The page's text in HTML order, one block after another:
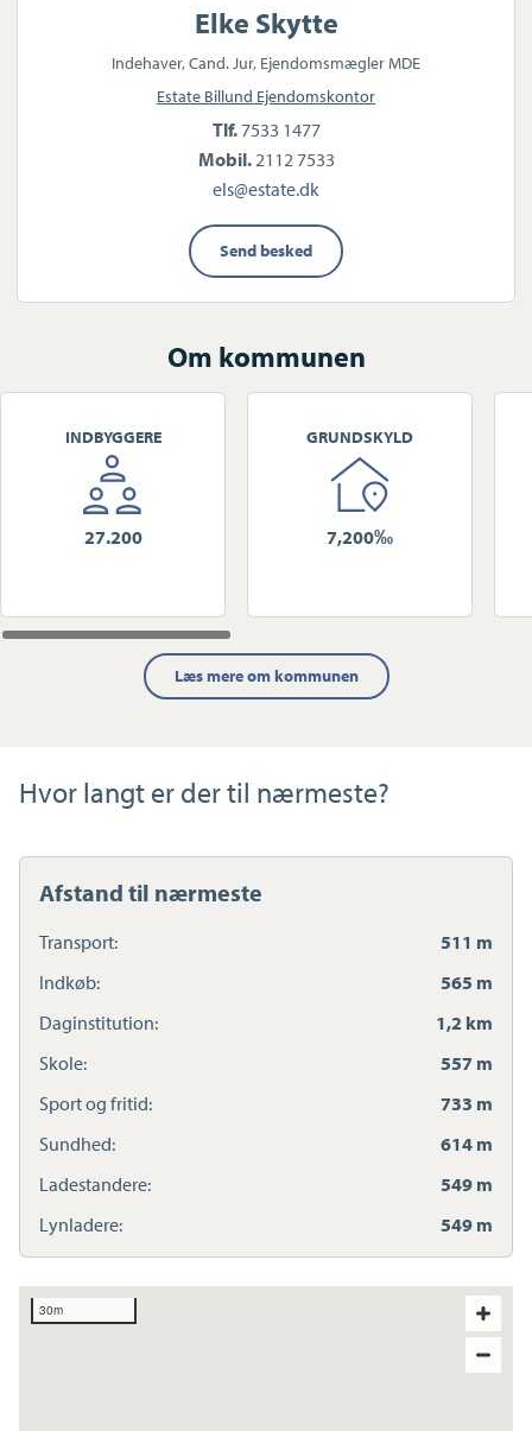
Elke Skytte
Indehaver, Cand. Jur, Ejendomsmægler MDE
Estate Billund Ejendomskontor
Tlf. 7533 1477
Mobil. 2112 7533
els@estate.dk
Send besked
Om kommunen
INDBYGGERE
27.200
GRUNDSKYLD
7,200‰
Læs mere om kommunen
Hvor langt er der til nærmeste?
Afstand til nærmeste
Transport:
511 m
Indkøb:
565 m
Daginstitution:
1,2 km
Skole:
557 m
Sport og fritid:
733 m
Sundhed:
614 m
Ladestandere:
549 m
Lynladere:
549 m
30m